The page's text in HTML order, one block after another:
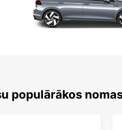
populārākos